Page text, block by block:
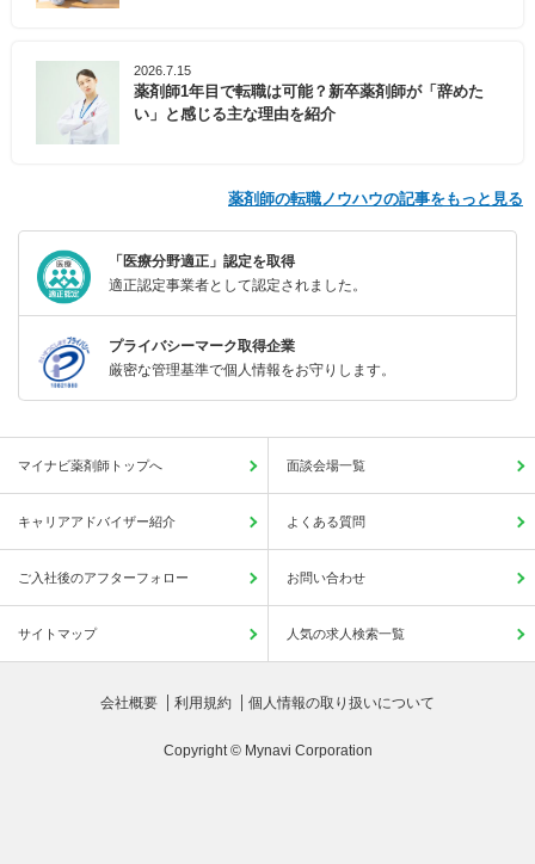
2026.7.15
薬剤師1年目で転職は可能？新卒薬剤師が「辞めた
い」と感じる主な理由を紹介
薬剤師の転職ノウハウの記事をもっと見る
「医療分野適正」認定を取得
適正認定事業者として認定されました。
プライバシーマーク取得企業
厳密な管理基準で個人情報をお守りします。
マイナビ薬剤師トップへ 面談会場一覧
キャリアアドバイザー紹介 よくある質問
ご入社後のアフターフォロー お問い合わせ
サイトマップ 人気の求人検索一覧
会社概要 利用規約 個人情報の取り扱いについて
Copyright © Mynavi Corporation